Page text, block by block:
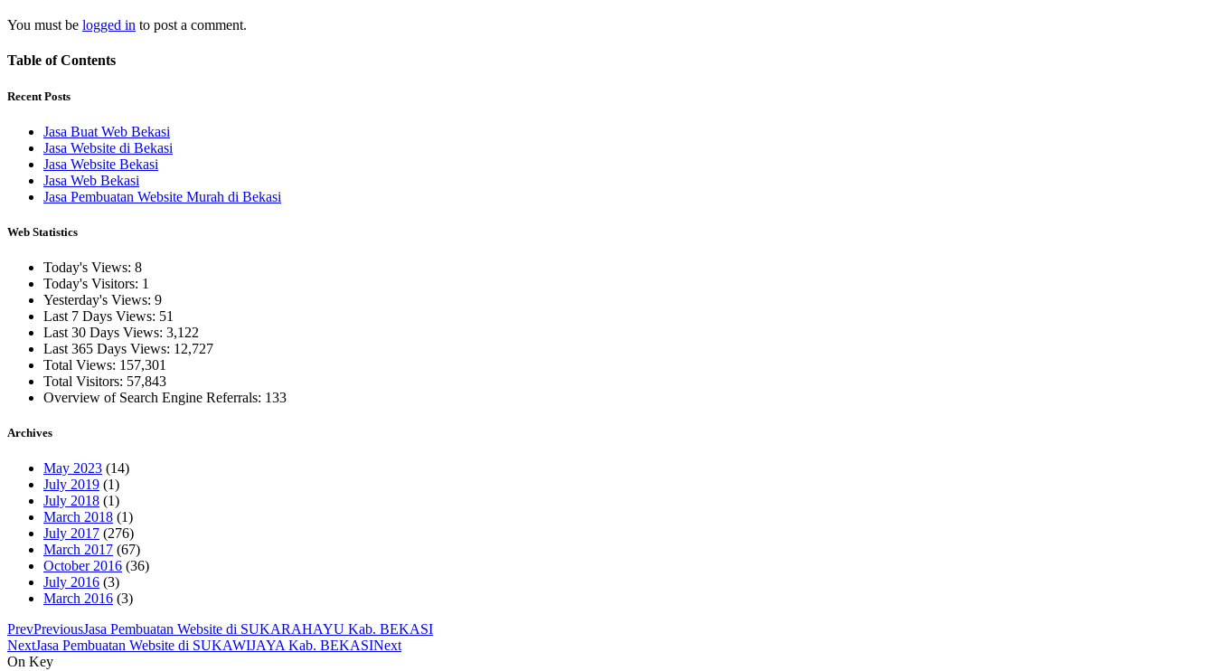
You must be logged in to post a comment.
Table of Contents
Recent Posts
Jasa Buat Web Bekasi
Jasa Website di Bekasi
Jasa Website Bekasi
Jasa Web Bekasi
Jasa Pembuatan Website Murah di Bekasi
Web Statistics
Today's Views: 8
Today's Visitors: 1
Yesterday's Views: 9
Last 7 Days Views: 51
Last 30 Days Views: 3,122
Last 365 Days Views: 12,727
Total Views: 157,301
Total Visitors: 57,843
Overview of Search Engine Referrals: 133
Archives
May 2023 (14)
July 2019 (1)
July 2018 (1)
March 2018 (1)
July 2017 (276)
March 2017 (67)
October 2016 (36)
July 2016 (3)
March 2016 (3)
PrevPreviousJasa Pembuatan Website di SUKARAHAYU Kab. BEKASI
NextJasa Pembuatan Website di SUKAWIJAYA Kab. BEKASINext
On Key